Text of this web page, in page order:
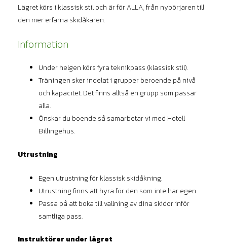
Lägret körs i klassisk stil och är för ALLA, från nybörjaren till
den mer erfarna skidåkaren.
Information
Under helgen körs fyra teknikpass (klassisk stil).
Träningen sker indelat i grupper beroende på nivå
och kapacitet. Det finns alltså en grupp som passar
alla.
Önskar du boende så samarbetar vi med Hotell
Billingehus.
Utrustning
Egen utrustning för klassisk skidåkning.
Utrustning finns att hyra för den som inte har egen.
Passa på att boka till vallning av dina skidor inför
samtliga pass.
Instruktörer under lägret